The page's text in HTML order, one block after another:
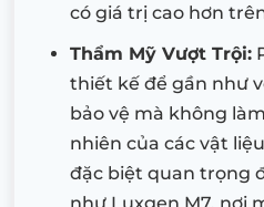
có giá trị cao hơn
Thẩm Mỹ Vượt Trội:
thiết kế để gần như
bảo vệ mà không
nhiên của các vật
đặc biệt quan trọng